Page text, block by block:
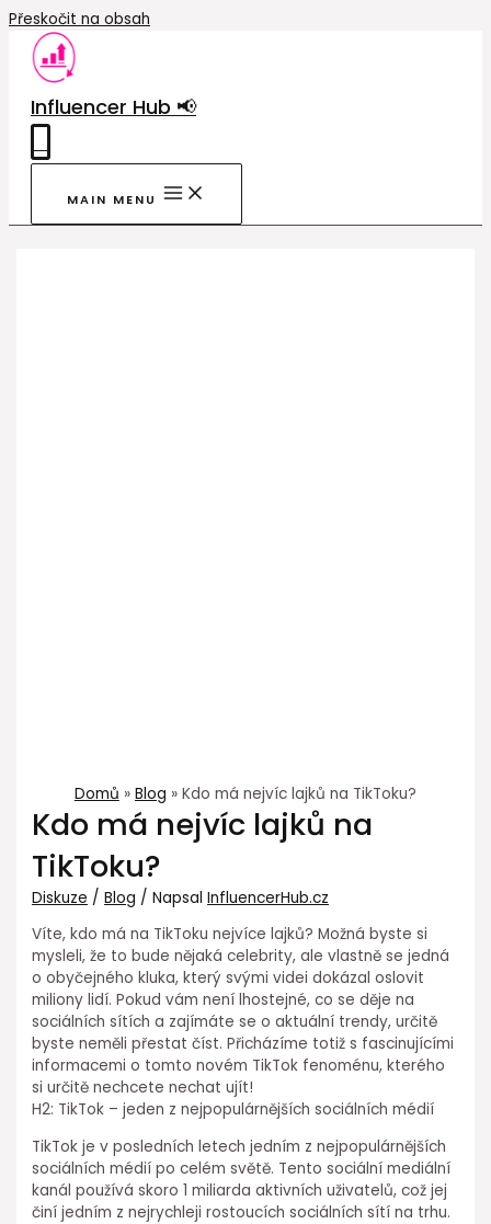
Přeskočit na obsah
Influencer Hub 📢
MAIN MENU
Domů Blog Kdo má nejvíc lajků na TikToku?
Kdo má nejvíc lajků na
TikToku?
Diskuze /Blog / NapsalInfluencerHub.cz
Víte, kdo má na TikToku nejvíce lajků? Možná byste si
mysleli, že to bude nějaká celebrity, ale vlastně se jedná
o obyčejného kluka, který svými videi dokázal oslovit
miliony lidí. Pokud vám není lhostejné, co se děje na
sociálních sítích a zajímáte se o aktuální trendy, určitě
byste neměli přestat číst. Přicházíme totiž s fascinujícími
informacemi o tomto novém TikTok fenoménu, kterého
si určitě nechcete nechat ujít!
H2: TikTok – jeden z nejpopulárnějších sociálních médií
TikTok je v posledních letech jedním z nejpopulárnějších
sociálních médií po celém světě. Tento sociální mediální
kanál používá skoro 1 miliarda aktivních uživatelů, což jej
činí jedním z nejrychleji rostoucích sociálních sítí na trhu.